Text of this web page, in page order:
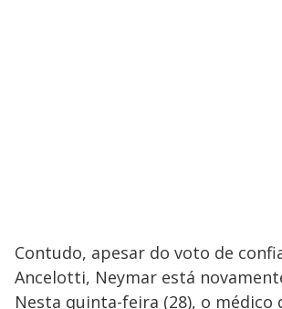
Contudo, apesar do voto de
Ancelotti, Neymar está
Nesta quinta-feira (28), o médico